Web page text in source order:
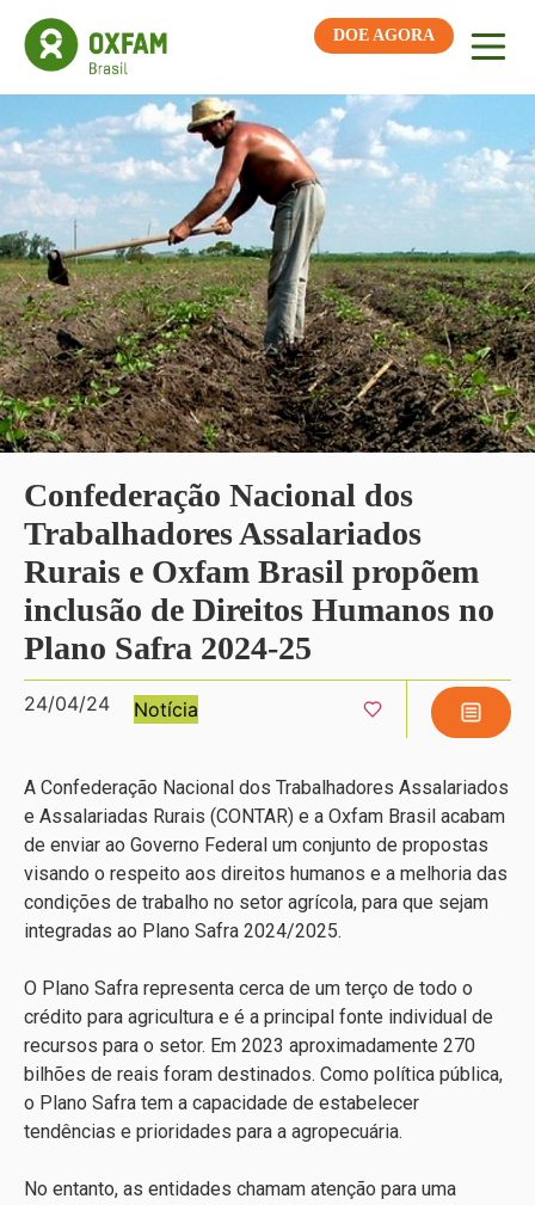
DOE AGORA
Confederação Nacional dos
Trabalhadores Assalariados
Rurais e Oxfam Brasil propõem
inclusão de Direitos Humanos no
Plano Safra 2024-25
24/04/24 Notícia
A Confederação Nacional dos Trabalhadores Assalariados
e Assalariadas Rurais (CONTAR) e a Oxfam Brasil acabam
de enviar ao Governo Federal um conjunto de propostas
visando o respeito aos direitos humanos e a melhoria das
condições de trabalho no setor agrícola, para que sejam
integradas ao Plano Safra 2024/2025.
O Plano Safra representa cerca de um terço de todo o
crédito para agricultura e é a principal fonte individual de
recursos para o setor. Em 2023 aproximadamente 270
bilhões de reais foram destinados. Como política pública,
o Plano Safra tem a capacidade de estabelecer
tendências e prioridades para a agropecuária.
No entanto, as entidades chamam atenção para uma